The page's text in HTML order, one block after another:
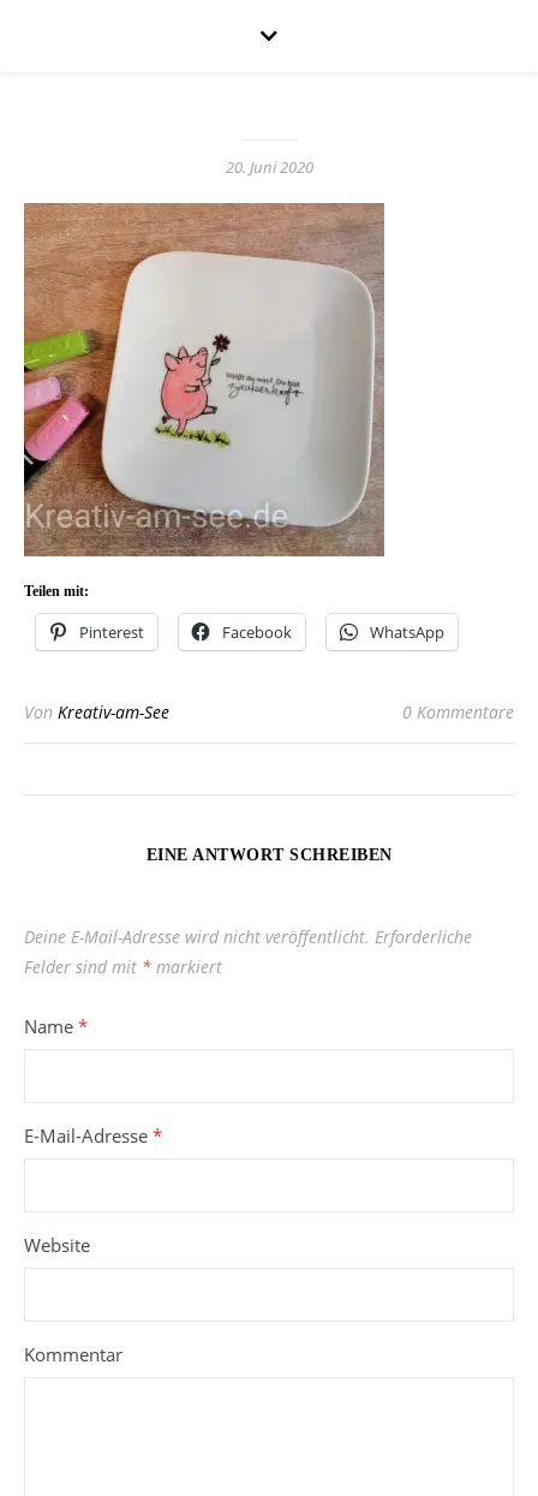
20. Juni 2020
Teilen mit:
Pinterest Facebook WhatsApp
Von Kreativ-am-See 0 Kommentare
EINE ANTWORT SCHREIBEN
Deine E-Mail-Adresse wird nicht veröffentlicht. Erforderliche
Felder sind mit * markiert
Name *
E-Mail-Adresse *
Website
Kommentar